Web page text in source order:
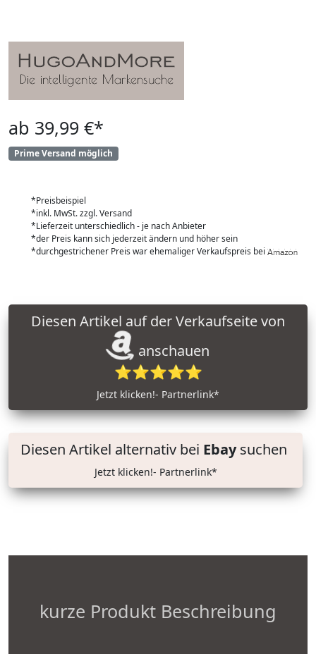
ab 39,99 €*
Prime Versand möglich
*Preisbeispiel
*inkl. MwSt. zzgl. Versand
*Lieferzeit unterschiedlich - je nach Anbieter
*der Preis kann sich jederzeit ändern und höher sein
*durchgestrichener Preis war ehemaliger Verkaufspreis bei
anschauen
⭐⭐⭐⭐⭐
Jetzt klicken!- Partnerlink*
Diesen Artikel alternativ bei Ebaysuchen
Jetzt klicken!- Partnerlink*
kurze Produkt Beschreibung